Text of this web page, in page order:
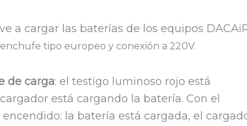
a cargar las baterías de los equipos
enchufe tipo europeo y conexión a 220V.
de carga: el testigo luminoso rojo está
está cargando la batería. Con el
la batería está cargada, el